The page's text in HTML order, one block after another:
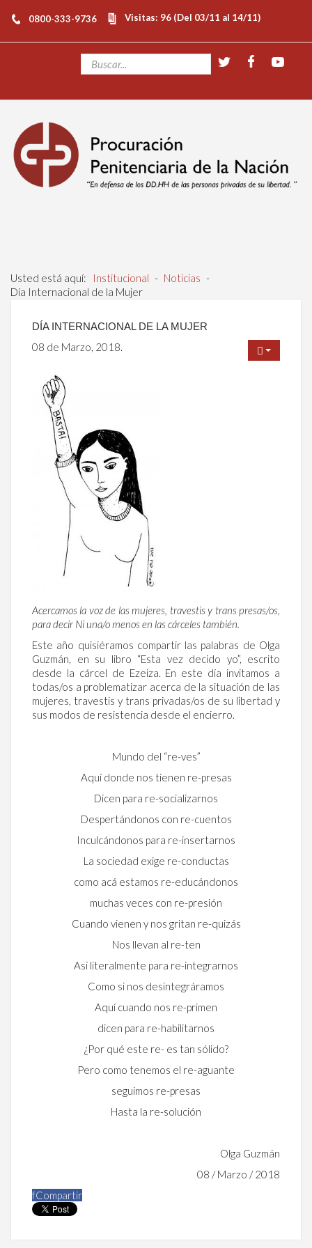
0800-333-9736 Visitas: 96 (Del 03/11 al 14/11)
Usted está aquí: Institucional - Noticias -
Día Internacional de la Mujer
DÍA INTERNACIONAL DE LA MUJER
08 de Marzo, 2018.
Acercamos la voz de las mujeres, travestis y trans presas/os,
para decir Ni una/o menos en las cárceles también.
Este año quisiéramos compartir las palabras de Olga
Guzmán, en su libro “Esta vez decido yo”, escrito
desde la cárcel de Ezeiza. En este día invitamos a
todas/os a problematizar acerca de la situación de las
mujeres, travestis y trans privadas/os de su libertad y
sus modos de resistencia desde el encierro.
Mundo del “re-ves”
Aquí donde nos tienen re-presas
Dicen para re-socializarnos
Despertándonos con re-cuentos
Inculcándonos para re-insertarnos
La sociedad exige re-conductas
como acá estamos re-educándonos
muchas veces con re-presión
Cuando vienen y nos gritan re-quizás
Nos llevan al re-ten
Así literalmente para re-integrarnos
Como si nos desintegráramos
Aquí cuando nos re-primen
dicen para re-habilitarnos
¿Por qué este re- es tan sólido?
Pero como tenemos el re-aguante
seguimos re-presas
Hasta la re-solución
Olga Guzmán
08 / Marzo / 2018
fCompartir